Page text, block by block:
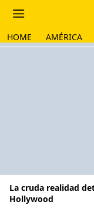
HOME AMÉRICA
La cruda realidad
Hollywood